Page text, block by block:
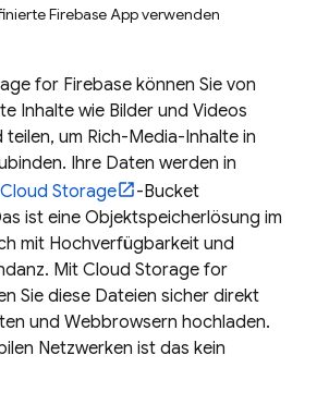
Firebase App verwenden
for Firebase können Sie von
Inhalte wie Bilder und Videos
um Rich-Media-Inhalte in
Ihre Daten werden in
Storage
-Bucket
ist eine Objektspeicherlösung im
mit Hochverfügbarkeit und
Mit Cloud Storage for
Sie diese Dateien sicher direkt
und Webbrowsern hochladen.
Netzwerken ist das kein